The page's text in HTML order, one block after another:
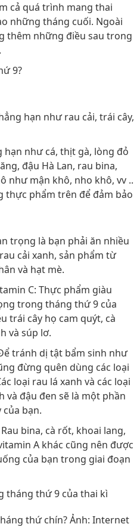
cả quá trình mang thai
những tháng cuối. Ngoài
thêm những điều sau trong
9?
hạn như rau cải, trái cây,
hạn như cá, thịt gà, lòng đỏ
đậu Hà Lan, rau bina,
như mận khô, nho khô, vv ..
thực phẩm trên để đảm bảo
trọng là bạn phải ăn nhiều
cải xanh, sản phẩm từ
và hạt mè.
C: Thực phẩm giàu
trong tháng thứ 9 của
trái cây họ cam quýt, cà
và súp lơ.
tránh dị tật bẩm sinh như
đừng quên dùng các loại
loại rau lá xanh và các loại
và đậu đen sẽ là một phần
bạn.
bina, cà rốt, khoai lang,
A khác cũng nên được
của bạn trong giai đoạn
tháng thứ 9 của thai kì
thứ chín? Ảnh: Internet